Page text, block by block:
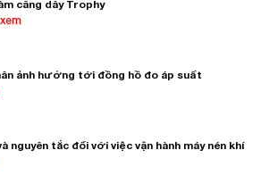
căng dây Trophy
ảnh hưởng tới đồng hồ đo áp suất
nguyên tắc đối với việc vận hành máy nén khí